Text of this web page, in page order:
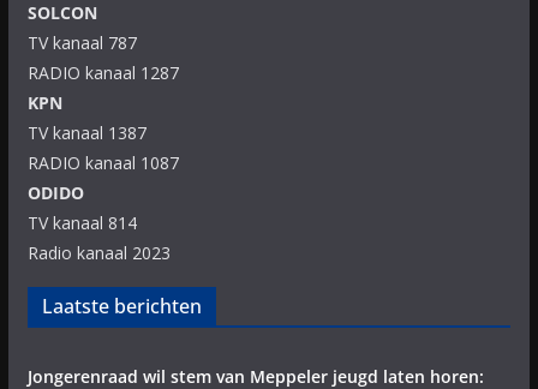
SOLCON
TV kanaal 787
RADIO kanaal 1287
KPN
TV kanaal 1387
RADIO kanaal 1087
ODIDO
TV kanaal 814
Radio kanaal 2023
Laatste berichten
Jongerenraad wil stem van Meppeler jeugd laten horen: